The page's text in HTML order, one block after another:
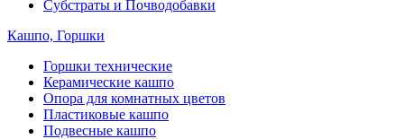
Субстраты и Почводобавки
Кашпо, Горшки
Горшки технические
Керамические кашпо
Опора для комнатных цветов
Пластиковые кашпо
Подвесные кашпо